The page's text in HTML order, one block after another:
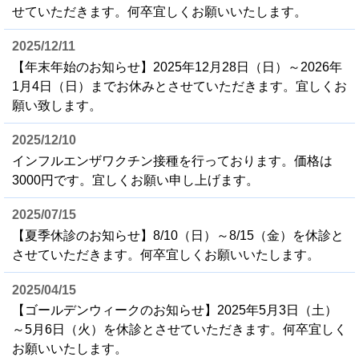
せていただきます。何卒宜しくお願いいたします。
2025/12/11
【年末年始のお知らせ】2025年12月28日（日）～2026年
1月4日（日）までお休みとさせていただきます。宜しくお
願い致します。
2025/12/10
インフルエンザワクチン接種を行っております。価格は
3000円です。宜しくお願い申し上げます。
2025/07/15
【夏季休診のお知らせ】8/10（日）～8/15（金）を休診と
させていただきます。何卒宜しくお願いいたします。
2025/04/15
【ゴールデンウィークのお知らせ】2025年5月3日（土）
～5月6日（火）を休診とさせていただきます。何卒宜しく
お願いいたします。